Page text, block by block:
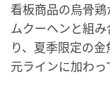
看板商品の烏骨
ムクーヘンと組
り、夏季限定の
元ラインに加わっ